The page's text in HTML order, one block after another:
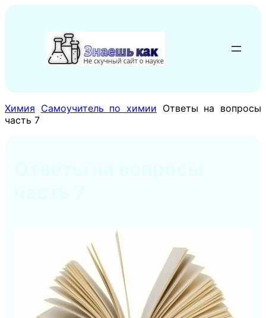
содержимому
Химия Самоучитель по химии Ответы на вопросы
часть 7